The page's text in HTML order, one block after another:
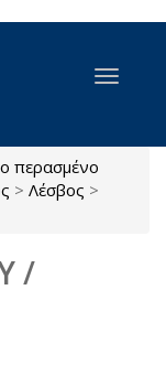
Toggle
περασμένο
> Λέσβος >
/